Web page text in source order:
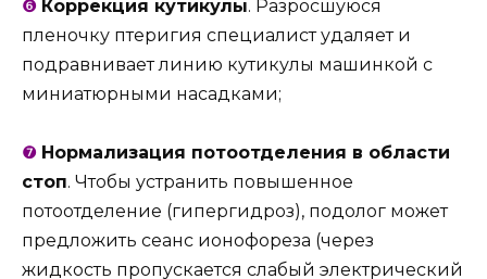
❻ Коррекция кутикулы. Разросшуюся
пленочку птеригия специалист удаляет и
подравнивает линию кутикулы машинкой с
миниатюрными насадками;
❼ Нормализация потоотделения в области
стоп. Чтобы устранить повышенное
потоотделение (гипергидроз), подолог может
предложить сеанс ионофореза (через
жидкость пропускается слабый электрический